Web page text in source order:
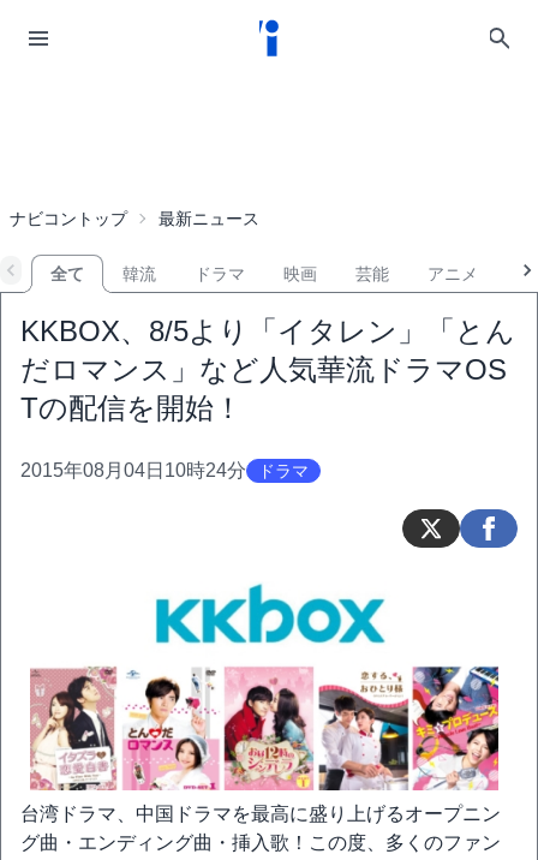
ナビコントップ 最新ニュース
全て 韓流 ドラマ 映画 芸能 アニメ
KKBOX、8/5より「イタレン」「とん
だロマンス」など人気華流ドラマOS
Tの配信を開始！
2015年08月04日10時24分 ドラマ
台湾ドラマ、中国ドラマを最高に盛り上げるオープニン
グ曲・エンディング曲・挿入歌！この度、多くのファン